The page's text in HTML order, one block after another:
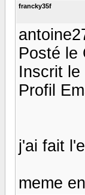
francky35f
Posté le
Inscrit le
Profil
j'ai fait
meme